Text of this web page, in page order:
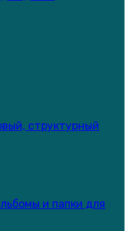
структурный
и папки для